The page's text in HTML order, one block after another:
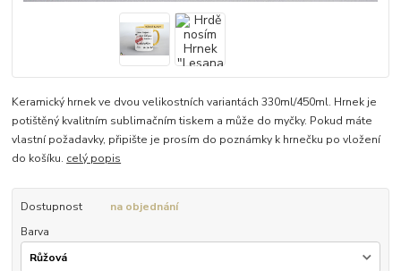
Keramický hrnek ve dvou velikostních variantách 330ml/450ml. Hrnek je
potištěný kvalitním sublimačním tiskem a může do myčky. Pokud máte
vlastní požadavky, připište je prosím do poznámky k hrnečku po vložení
do košíku. celý popis
Dostupnost
na objednání
Barva